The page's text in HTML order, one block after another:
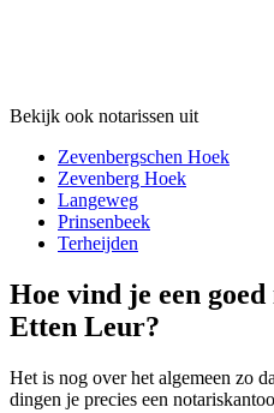
Bekijk ook notarissen uit
Zevenbergschen Hoek
Zevenberg Hoek
Langeweg
Prinsenbeek
Terheijden
Hoe vind je een
Etten Leur?
Het is nog over het algemeen zo
dingen je precies een